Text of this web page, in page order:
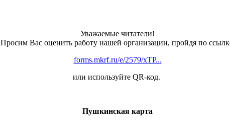
Уважаемые читатели!
Просим Вас оценить работу нашей организации, пройдя по
forms.mkrf.ru/e/2579/xTP...
или используйте QR-код.
Пушкинская карта